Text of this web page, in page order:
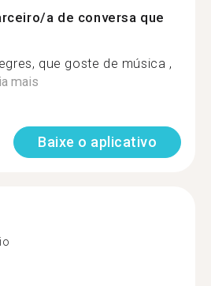
a de conversa que
que goste de música ,
mais
Baixe o aplicativo